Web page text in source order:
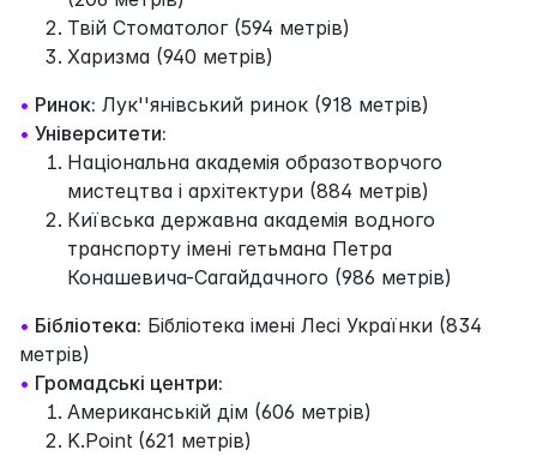
Твій Стоматолог (594 метрів)
Харизма (940 метрів)
• Ринок: Лук''янівський ринок (918 метрів)
• Університети:
Національна академія образотворчого
мистецтва і архітектури (884 метрів)
Київська державна академія водного
транспорту імені гетьмана Петра
Конашевича-Сагайдачного (986 метрів)
• Бібліотека: Бібліотека імені Лесі Українки (834
метрів)
• Громадські центри:
Американськiй дiм (606 метрів)
K.Point (621 метрів)